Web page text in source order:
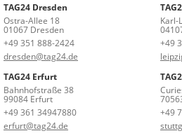
TAG24 Dresden
Ostra-Allee 18
01067 Dresden
+49 351 888-2424
dresden@tag24.de
Karl-
+49
TAG24 Erfurt
Bahnhofstraße 38
99084 Erfurt
+49 361 34947880
erfurt@tag24.de
+49